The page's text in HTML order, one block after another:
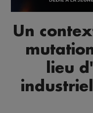
Un
lieu